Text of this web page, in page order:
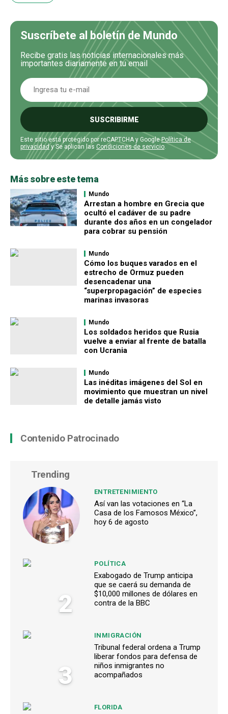
Suscríbete al boletín de Mundo
Recibe gratis las noticias internacionales más
importantes diariamente en tu email
SUSCRIBIRME
Este sitio está protegido por reCAPTCHA y GooglePolítica de
privacidady Se aplican las Condiciones de servicio.
Más sobre este tema
Mundo
Arrestan a hombre en Grecia que
ocultó el cadáver de su padre
durante dos años en un congelador
para cobrar su pensión
Mundo
Cómo los buques varados en el
estrecho de Ormuz pueden
desencadenar una
“superpropagación” de especies
marinas invasoras
Mundo
Los soldados heridos que Rusia
vuelve a enviar al frente de batalla
con Ucrania
Mundo
Las inéditas imágenes del Sol en
movimiento que muestran un nivel
de detalle jamás visto
Contenido Patrocinado
Trending
1
ENTRETENIMIENTO
Así van las votaciones en “La
Casa de los Famosos México”,
hoy 6 de agosto
2
POLÍTICA
Exabogado de Trump anticipa
que se caerá su demanda de
$10,000 millones de dólares en
contra de la BBC
3
INMIGRACIÓN
Tribunal federal ordena a Trump
liberar fondos para defensa de
niños inmigrantes no
acompañados
FLORIDA